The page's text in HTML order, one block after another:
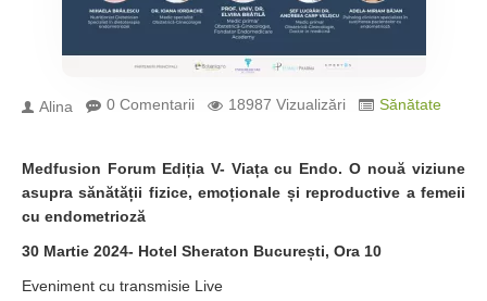
Alina 0 Comentarii 18987 Vizualizări Sănătate
Medfusion Forum Ediția V- Viața cu Endo. O nouă viziune
asupra sănătății fizice, emoționale și reproductive a femeii
cu endometrioză
30 Martie 2024- Hotel Sheraton București, Ora 10
Eveniment cu transmisie Live